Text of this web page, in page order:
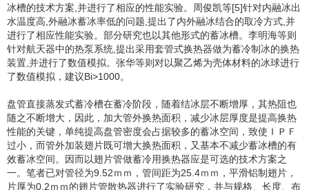
冰槽的技术方案,并进行了相应的性能实验。周俊凯等[5]针对内融冰出
水温度高,外融冰蓄冰率低的问题,提出了内外融冰结合的取冷方式,并
进行了相应性能实验。部分研究也以其他形式的蓄冰槽。李明海等则
针对航天器中的热泵系统,提出采用套管式换热器做为蓄冷制冰的换热
装置,并进行了数值模拟。张华等则对以聚乙烯为壳体材料的冰球进行
了数值模拟，建议Bi>1000。
盘管直接蒸发式蓄冷槽在蓄冷阶段，随着结冰层不断增厚，其热阻也
随之不断增大，因此，加大管外换热面积，减少冰层厚度是提高换热
性能的关键，单纯提高盘管密度会占据较多的蓄冰空间，致使ＩＰＦ
过小，而管外加装翅片既可增大换热面积，又基本不减少蓄冰槽的有
效蓄冰空间。因而以翅片管做蓄冷用换热器应是可选的技术方案之
一。笔者已对管径为9.52ｍｍ，管间距为25.4ｍｍ，平滑铝制翅片，
片厚为0.2ｍｍ的翅片管散热器进行了实验研究，并与规格、长度、布